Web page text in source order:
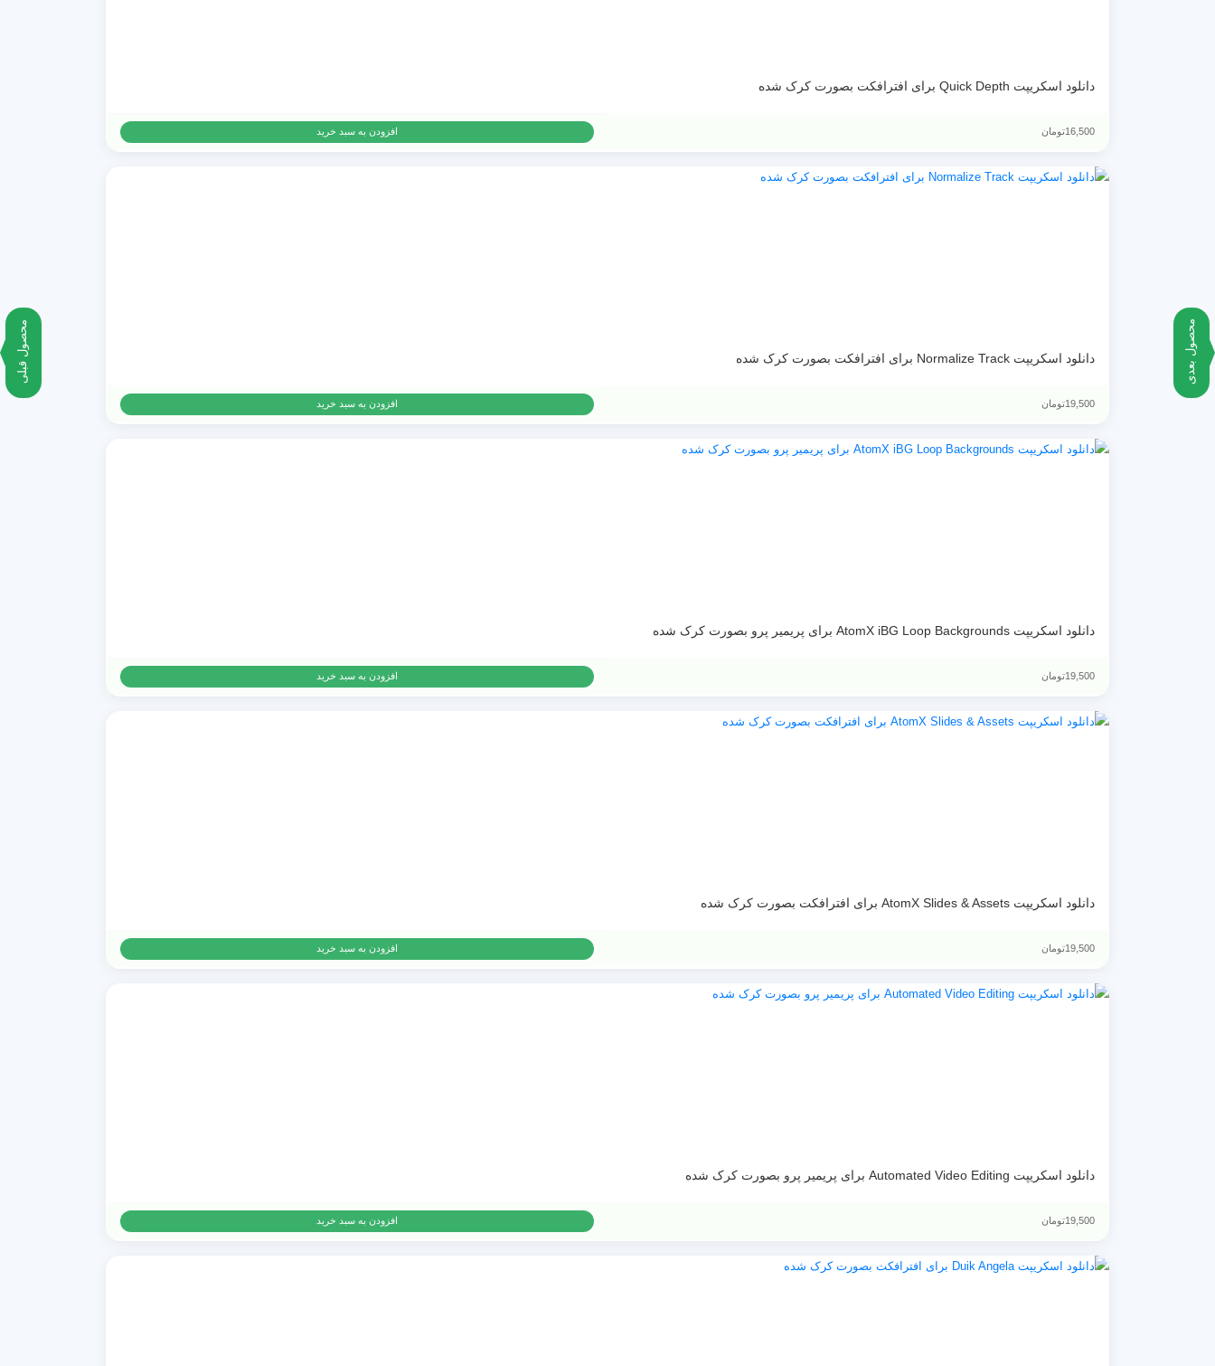
محصول قبلی محصول بعدی
دانلود اسکریپت Quick Depth برای افترافکت بصورت کرک شده
16,500تومان افزودن به سبد خرید
دانلود اسکریپت Normalize Track برای افترافکت بصورت کرک شده
19,500تومان افزودن به سبد خرید
دانلود اسکریپت AtomX iBG Loop Backgrounds برای پریمیر پرو بصورت کرک شده
19,500تومان افزودن به سبد خرید
دانلود اسکریپت AtomX Slides & Assets برای افترافکت بصورت کرک شده
19,500تومان افزودن به سبد خرید
دانلود اسکریپت Automated Video Editing برای پریمیر پرو بصورت کرک شده
19,500تومان افزودن به سبد خرید